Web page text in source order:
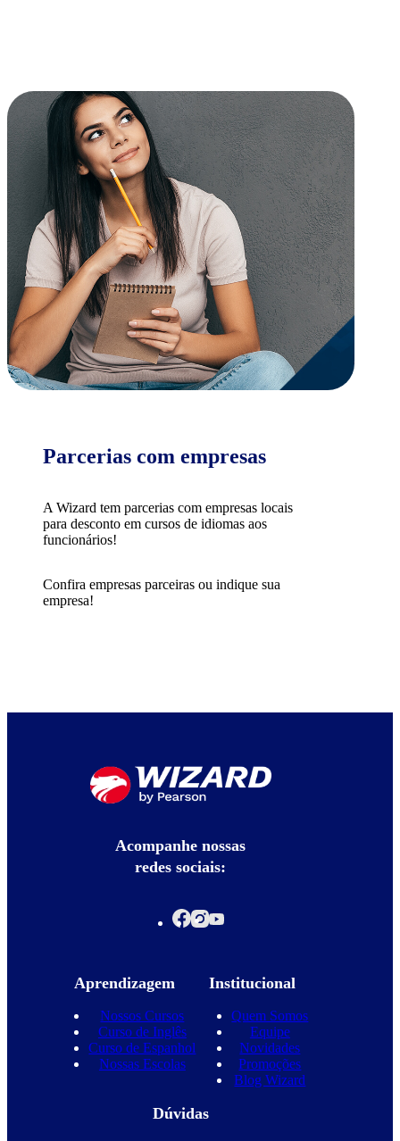
Parcerias com empresas
A Wizard tem parcerias com empresas locais
para desconto em cursos de idiomas aos
funcionários!
Confira empresas parceiras ou indique sua
empresa!
Acompanhe nossas
redes sociais:
Aprendizagem
Nossos Cursos
Curso de Inglês
Curso de Espanhol
Nossas Escolas
Institucional
Quem Somos
Equipe
Novidades
Promoções
Blog Wizard
Dúvidas